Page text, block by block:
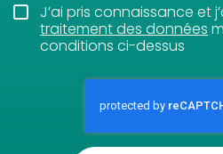
J’ai pris connaissance et
traitement des données
conditions ci-dessus